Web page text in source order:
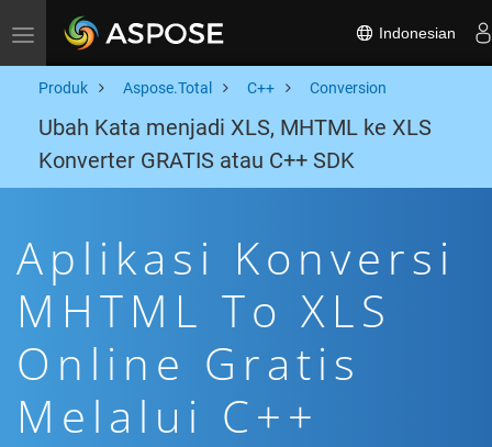
Toggle navigation Indonesian
Produk Aspose.Total C++ Conversion
Ubah Kata menjadi XLS, MHTML ke XLS
Konverter GRATIS atau C++ SDK
Aplikasi Konversi
MHTML To XLS
Online Gratis
Melalui C++